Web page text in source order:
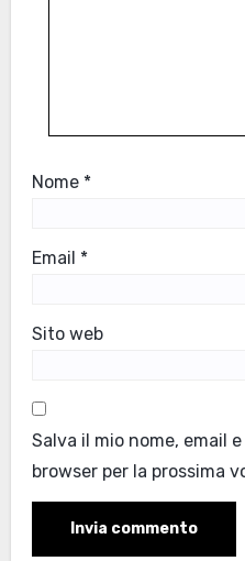
Nome *
Email *
Sito web
Salva il mio nome, email
browser per la prossima